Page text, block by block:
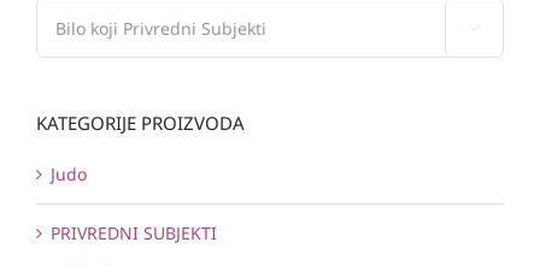
KATEGORIJE PROIZVODA
Judo
PRIVREDNI SUBJEKTI